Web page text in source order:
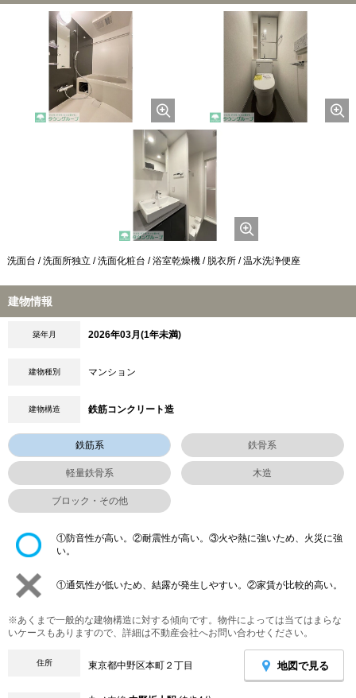
洗面台 / 洗面所独立 / 洗面化粧台 / 浴室乾燥機 / 脱衣所 / 温水洗浄便座
建物情報
築年月 2026年03月(1年未満)
建物種別 マンション
建物構造 鉄筋コンクリート造
鉄筋系 鉄骨系
軽量鉄骨系 木造
ブロック・その他
①防音性が高い。②耐震性が高い。③火や熱に強いため、火災に強
い。
①通気性が低いため、結露が発生しやすい。②家賃が比較的高い。
※あくまで一般的な建物構造に対する傾向です。物件によっては当てはまらな
いケースもありますので、詳細は不動産会社へお問い合わせください。
住所 東京都中野区本町２丁目 地図で見る